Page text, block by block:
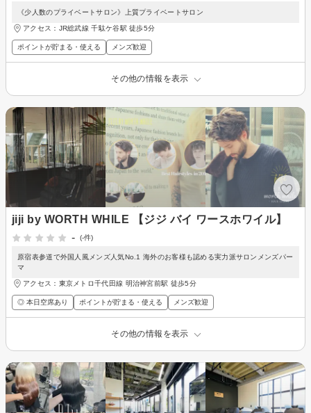
《少人数のプライベートサロン》上質プライベートサロン
アクセス：JR総武線 千駄ケ谷駅 徒歩5分
ポイントが貯まる・使える メンズ歓迎
その他の情報を表示
jiji by WORTH WHILE 【ジジ バイ ワースホワイル】
-
(-件)
原宿表参道で外国人風メンズ人気No.1 海外のお客様も認める実力派サロンメンズパー
マ
アクセス：東京メトロ千代田線 明治神宮前駅 徒歩5分
◎ 本日空席あり ポイントが貯まる・使える メンズ歓迎
その他の情報を表示